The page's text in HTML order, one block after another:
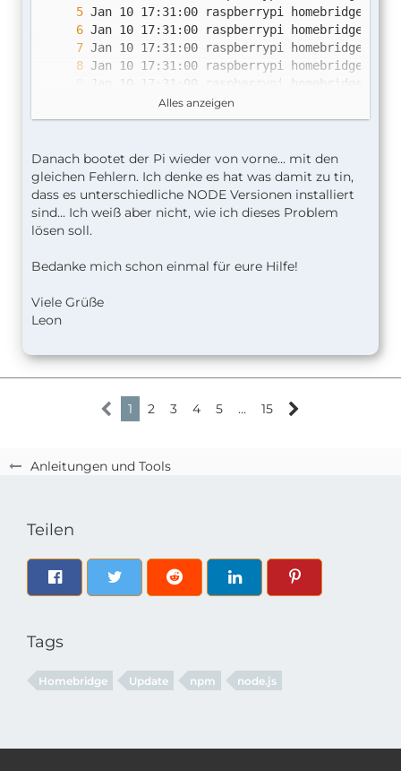
Anleitungen und Tools
Alles anzeigen
Danach bootet der Pi wieder von vorne... mit den
gleichen Fehlern. Ich denke es hat was damit zu tin,
dass es unterschiedliche NODE Versionen installiert
sind... Ich weiß aber nicht, wie ich dieses Problem
lösen soll.
Bedanke mich schon einmal für eure Hilfe!
Viele Grüße
Leon
1 2 3 4 5 … 15
Teilen
Tags
Homebridge Update npm node.js